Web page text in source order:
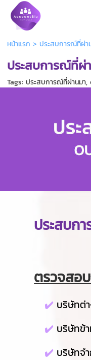
หน้าแรก > ประสบการณ์ที่ผ่า
ประสบการณ์ที่ผ่
Tags: ประสบการณ์ที่ผ่านมา,
ประสบก
ตรวจสอ
✔️ บริษัทต่
✔️ บริษัทข้
✔️ บริษัทจ